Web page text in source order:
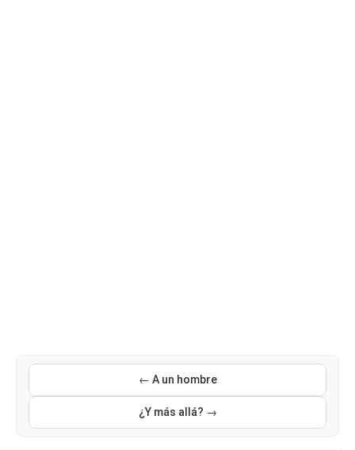
← A un hombre
¿Y más allá? →